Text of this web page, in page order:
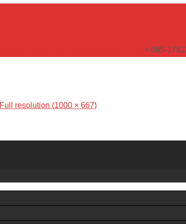
> 095-
Full resolution (1000 × 667)